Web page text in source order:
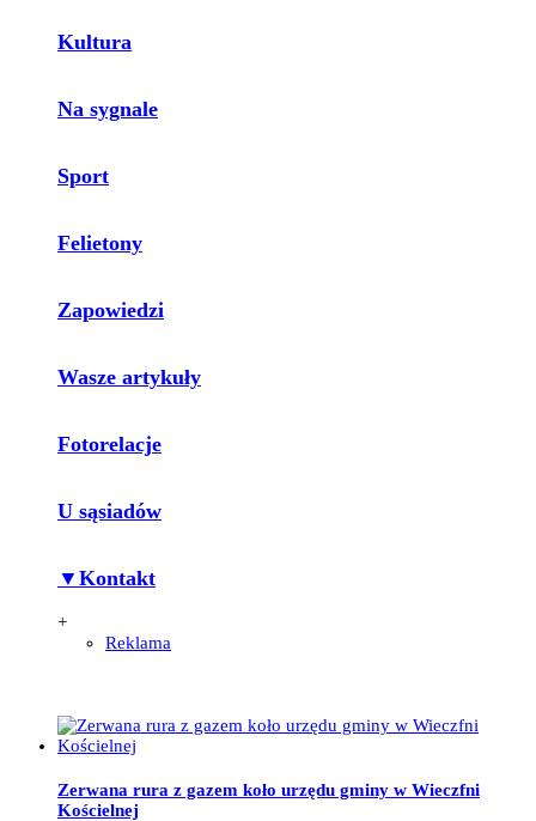
Kultura
Na sygnale
Sport
Felietony
Zapowiedzi
Wasze artykuły
Fotorelacje
U sąsiadów
▼Kontakt
+
Reklama
Zerwana rura z gazem koło urzędu gminy w Wieczfni
Kościelnej